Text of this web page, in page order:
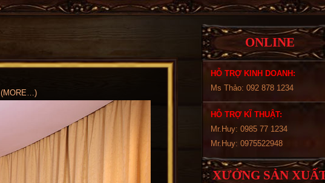
(MORE…)
ONLINE
HỖ TRỢ KINH DOANH:
Ms Thảo: 092 878 1234
HỖ TRỢ KĨ THUẬT:
Mr.Huy: 0985 77 1234
Mr.Huy: 0975522948
XƯỞNG SẢN